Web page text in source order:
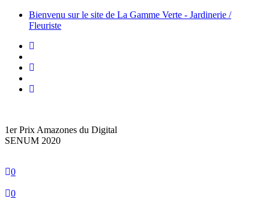
Bienvenu sur le site de La Gamme Verte - Jardinerie /
Fleuriste
1er Prix Amazones du Digital
SENUM 2020
0
0